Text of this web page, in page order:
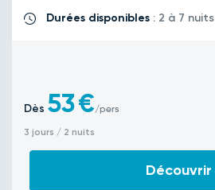
Durées disponibles : 2 à 7 nuits
Dès 53€/pers
3 jours / 2 nuits
Découvrir